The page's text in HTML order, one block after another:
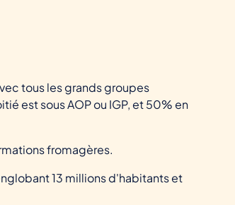
tous les grands groupes
est sous AOP ou IGP, et 50% en
fromagères.
13 millions d'habitants et